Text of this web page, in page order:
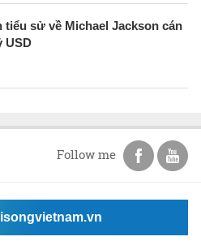
tiểu sử về Michael Jackson cán
USD
Follow me